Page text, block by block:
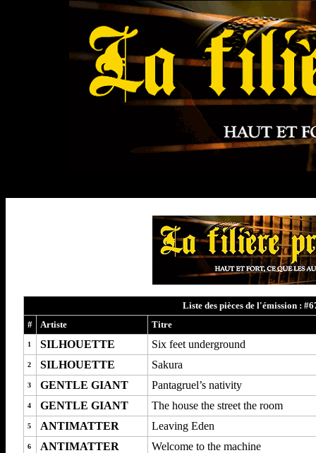
Liste des pièces de l'émission :
#
Artiste Titre
1 SILHOUETTE Six feet underground
2 SILHOUETTE Sakura
3 GENTLE GIANT Pantagruel’s nativity
4 GENTLE GIANT The house the street the room
5 ANTIMATTER Leaving Eden
6 ANTIMATTER Welcome to the machine